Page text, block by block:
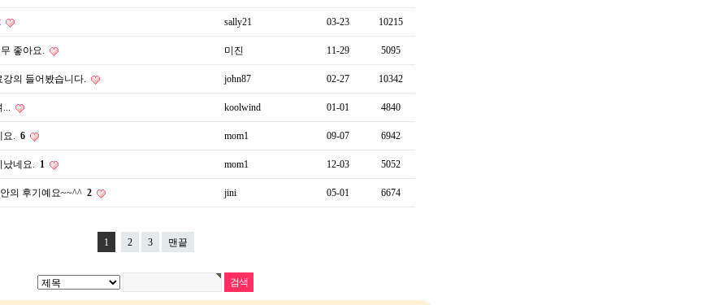
sally21 03-23 10215
좋아요. 미진 11-29 5095
의 들어봤습니다. john87 02-27 10342
... koolwind 01-01 4840
요. 6 mom1 09-07 6942
났네요. 1 mom1 12-03 5052
의 후기예요~~^^ 2 jini 05-01 6674
1 2 3 맨끝